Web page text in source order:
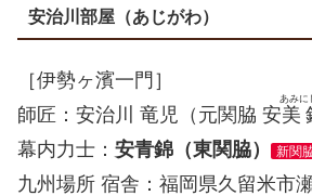
安治川部屋（あじがわ）
［伊勢ヶ濱一門］
師匠：安治川 竜児（元関脇 安美
あみに
幕内力士： 安青錦（東関脇） 新関
九州場所 宿舎：福岡県久留米市